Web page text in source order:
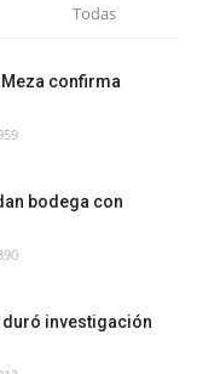
Todas
confirma
bodega con
duró investigación